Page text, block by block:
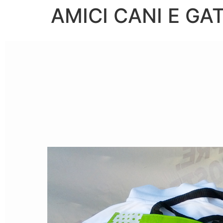
AMICI CANI E